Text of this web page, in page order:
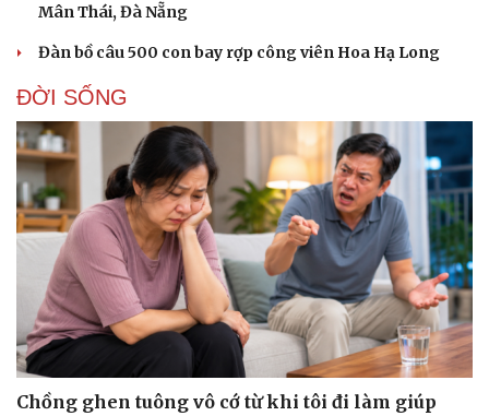
Mân Thái, Đà Nẵng
Đàn bồ câu 500 con bay rợp công viên Hoa Hạ Long
ĐỜI SỐNG
Chồng ghen tuông vô cớ từ khi tôi đi làm giúp